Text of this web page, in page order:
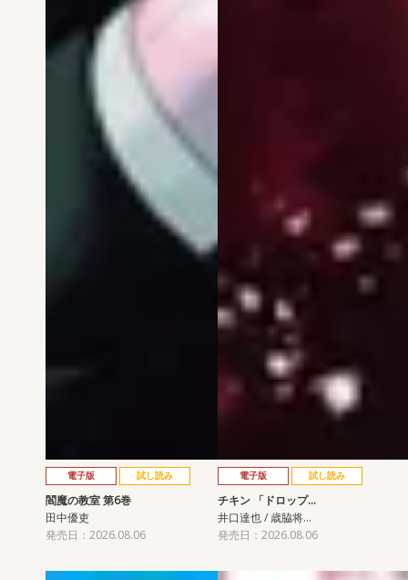
電子版 試し読み
閻魔の教室 第6巻
田中優吏
発売日：2026.08.06
電子版 試し読み
チキン 「ドロップ…
井口達也 / 歳脇将…
発売日：2026.08.06